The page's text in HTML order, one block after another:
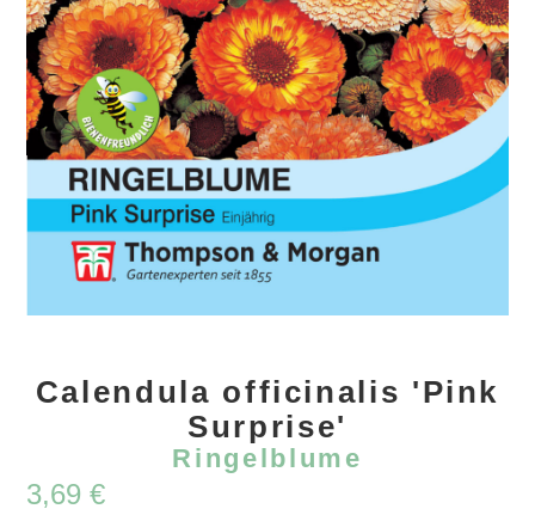
Calendula officinalis 'Pink
Surprise'
Ringelblume
3,69€